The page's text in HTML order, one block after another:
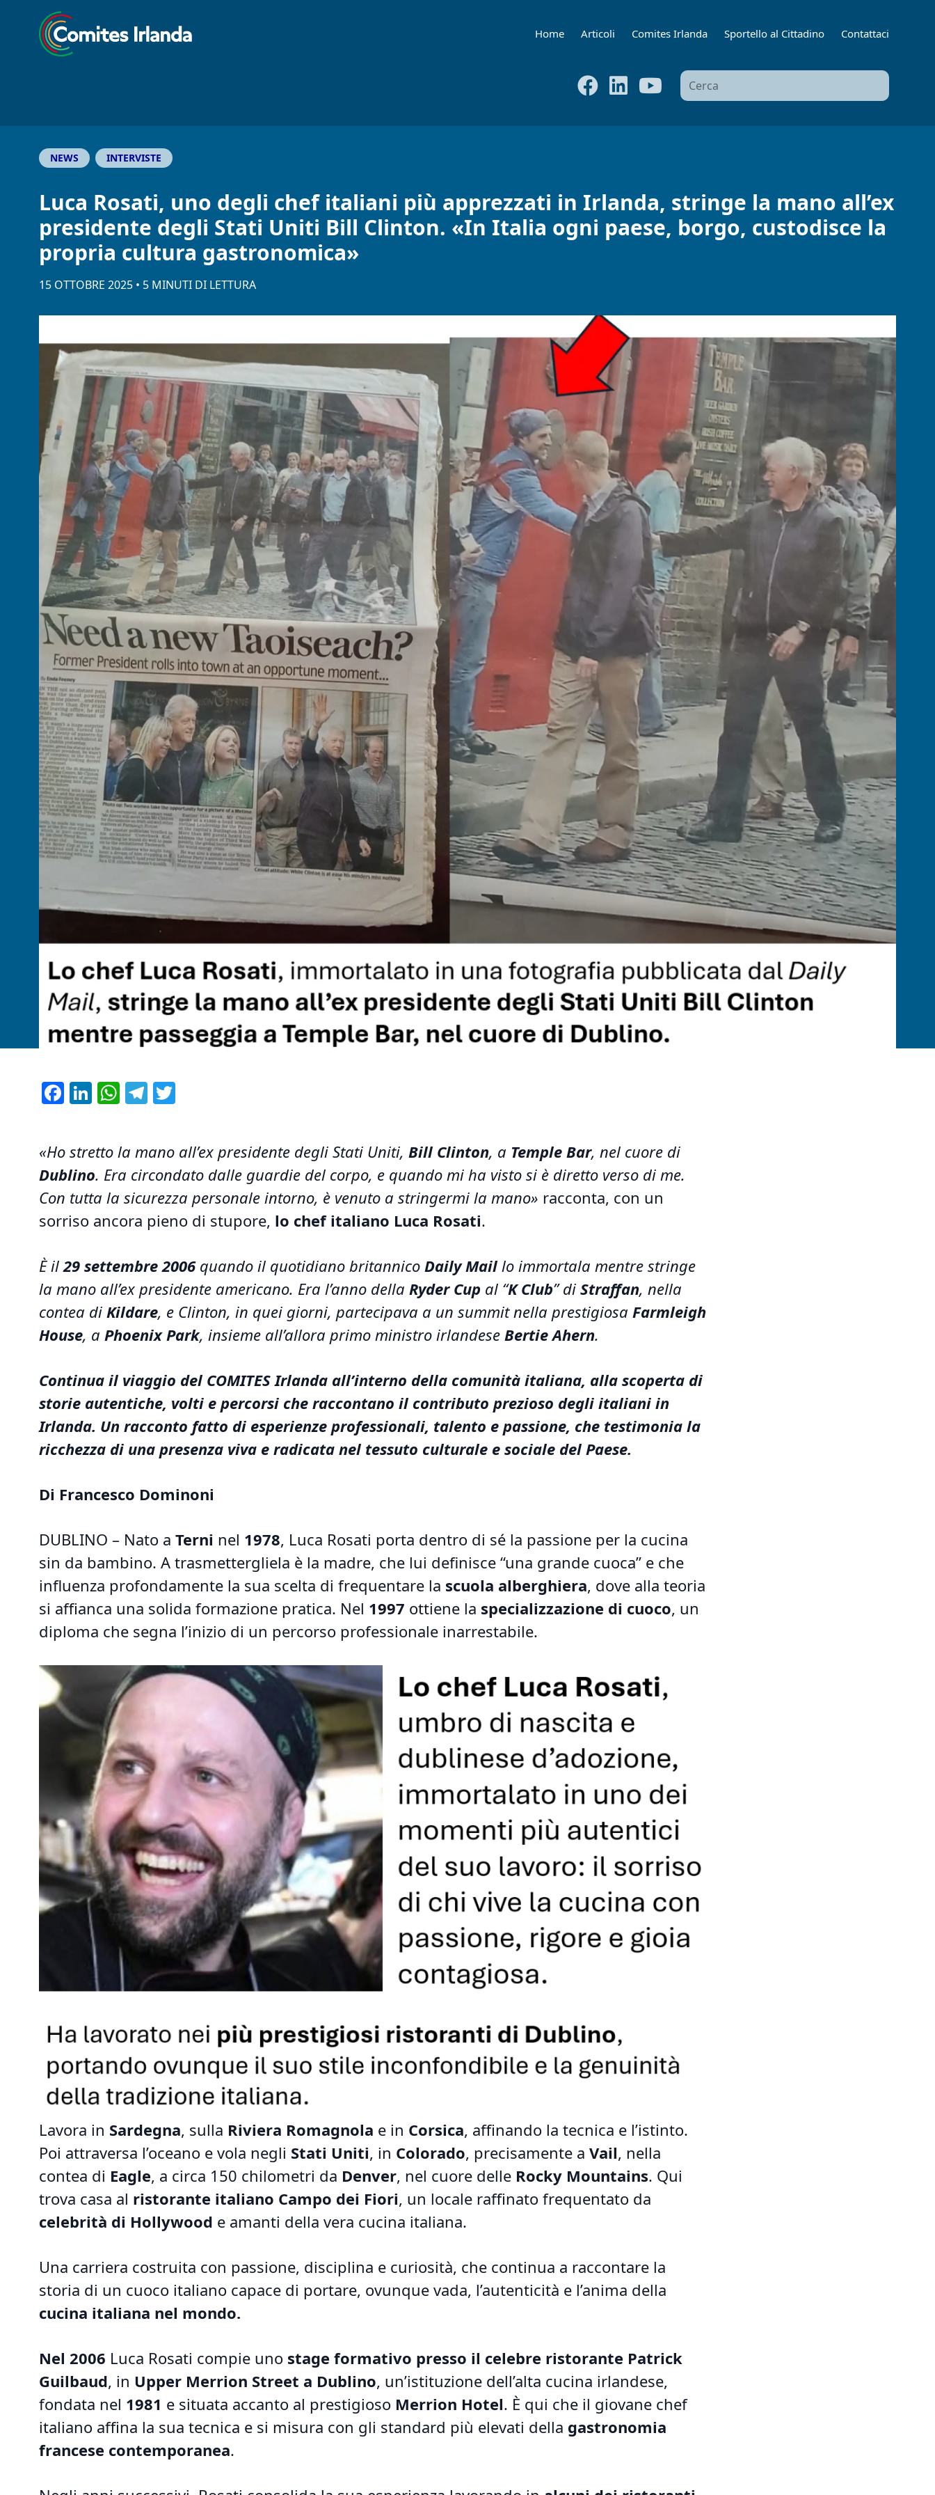
Home Articoli Comites Irlanda Sportello al Cittadino Contattaci
Ricerca
per:
NEWS INTERVISTE
Luca Rosati, uno degli chef italiani più apprezzati in Irlanda, stringe la mano all’ex
presidente degli Stati Uniti Bill Clinton. «In Italia ogni paese, borgo, custodisce la
propria cultura gastronomica»
15 OTTOBRE 2025 • 5 MINUTI DI LETTURA
Facebook
LinkedIn
WhatsApp
Telegram
«Ho stretto la mano all’ex presidente degli Stati Uniti, Bill Clinton, a Temple Bar, nel cuore di
Dublino. Era circondato dalle guardie del corpo, e quando mi ha visto si è diretto verso di me.
Con tutta la sicurezza personale intorno, è venuto a stringermi la mano» racconta, con un
sorriso ancora pieno di stupore, lo chef italiano Luca Rosati.
È il29 settembre 2006quando il quotidiano britannico Daily Mail lo immortala mentre stringe
la mano all’ex presidente americano. Era l’anno della Ryder Cup al “K Club” di Straffan, nella
contea di Kildare, e Clinton, in quei giorni, partecipava a un summit nella prestigiosa Farmleigh
House, a Phoenix Park, insieme all’allora primo ministro irlandese Bertie Ahern.
Continua il viaggio del COMITES Irlanda all’interno della comunità italiana, alla scoperta di
storie autentiche, volti e percorsi che raccontano il contributo prezioso degli italiani in
Irlanda. Un racconto fatto di esperienze professionali, talento e passione, che testimonia la
ricchezza di una presenza viva e radicata nel tessuto culturale e sociale del Paese.
Di Francesco Dominoni
DUBLINO – Nato a Terni nel 1978, Luca Rosati porta dentro di sé la passione per la cucina
sin da bambino. A trasmettergliela è la madre, che lui definisce “una grande cuoca” e che
influenza profondamente la sua scelta di frequentare la scuola alberghiera, dove alla teoria
si affianca una solida formazione pratica. Nel 1997 ottiene la specializzazione di cuoco, un
diploma che segna l’inizio di un percorso professionale inarrestabile.
Lavora in Sardegna, sulla Riviera Romagnola e in Corsica, affinando la tecnica e l’istinto.
Poi attraversa l’oceano e vola negli Stati Uniti, in Colorado, precisamente a Vail, nella
contea di Eagle, a circa 150 chilometri da Denver, nel cuore delle Rocky Mountains. Qui
trova casa al ristorante italiano Campo dei Fiori, un locale raffinato frequentato da
celebrità di Hollywood e amanti della vera cucina italiana.
Una carriera costruita con passione, disciplina e curiosità, che continua a raccontare la
storia di un cuoco italiano capace di portare, ovunque vada, l’autenticità e l’anima della
cucina italiana nel mondo.
Nel 2006 Luca Rosati compie uno stage formativo presso il celebre ristorante Patrick
Guilbaud, in Upper Merrion Street a Dublino, un’istituzione dell’alta cucina irlandese,
fondata nel 1981 e situata accanto al prestigioso Merrion Hotel. È qui che il giovane chef
italiano affina la sua tecnica e si misura con gli standard più elevati della gastronomia
francese contemporanea.